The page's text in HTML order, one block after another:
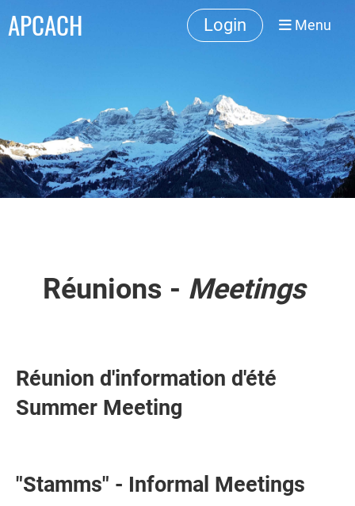
APCACH Login Menu
Réunions - Meetings
Réunion d'information d'été
Summer Meeting
"Stamms" - Informal Meetings